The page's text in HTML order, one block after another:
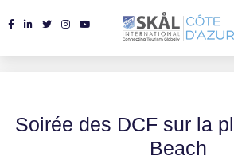
Soirée des DCF sur la
Beach